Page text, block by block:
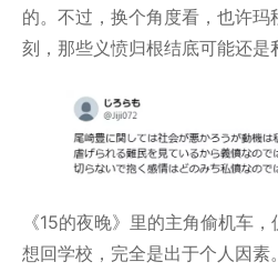
的。不过，换个角度看，也许玛
刻，那些义愤归根结底可能还是
《15的夜晚》里的主角偷机车
想回学校，完全是出于个人因素